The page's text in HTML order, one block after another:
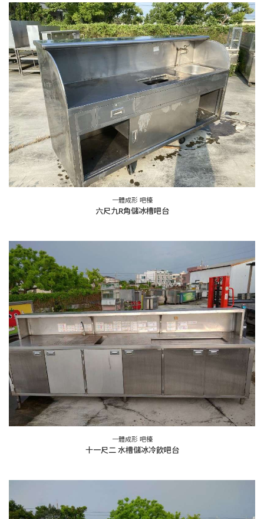
一體成形 吧檯
六尺九R角儲冰槽吧台
一體成形 吧檯
十一尺二 水槽儲冰冷飲吧台